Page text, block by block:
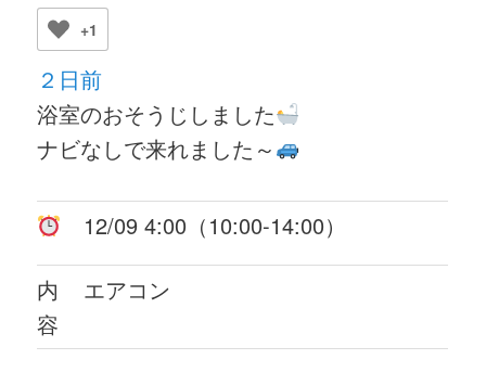
+1
２日前
浴室のおそうじしました
ナビなしで来れました～
12/09 4:00（10:00-14:00）
内
容
エアコン